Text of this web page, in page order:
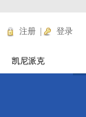
注册 登录
凯尼派克